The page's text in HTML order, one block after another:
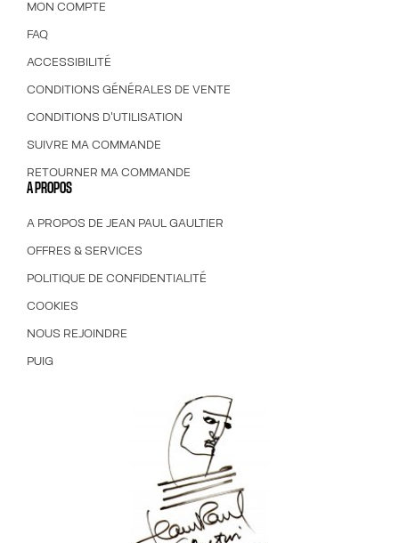
MON COMPTE
FAQ
ACCESSIBILITÉ
CONDITIONS GÉNÉRALES DE VENTE
CONDITIONS D'UTILISATION
SUIVRE MA COMMANDE
RETOURNER MA COMMANDE
A PROPOS
A PROPOS DE JEAN PAUL GAULTIER
OFFRES & SERVICES
POLITIQUE DE CONFIDENTIALITÉ
COOKIES
NOUS REJOINDRE
PUIG